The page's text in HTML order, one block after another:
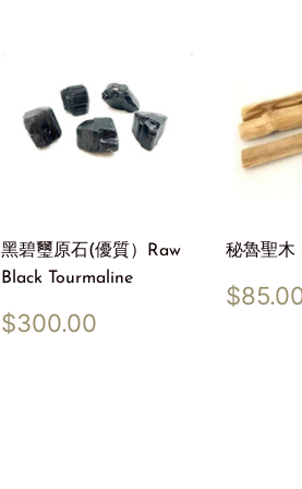
黑碧璽原石(優質）Raw
Black Tourmaline
Regular
price
$300.00
秘魯聖木
price